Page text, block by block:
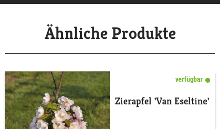
Ähnliche Produkte
verfügbar
Zierapfel 'Van Eseltine'